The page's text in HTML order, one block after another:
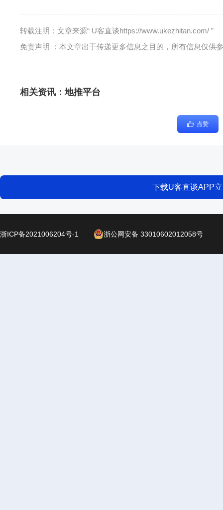
转载注明：文章来源“ U客直谈https://www.ukezhitan.com/ ”
免责声明 ：本文章出于传递更多信息之目的，所有信息仅供
相关资讯：地推平台
点赞
下载U客直谈APP
浙ICP备2021006204号-1 浙公网安备 33010602012058号